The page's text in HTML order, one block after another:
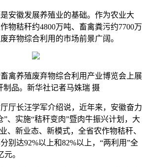
徽发展养殖业的基础。作为农业大
物秸秆约4800万吨、畜禽粪污约7700万
弃物综合利用的市场前景广阔。
养殖废弃物综合利用产业博览会上展
制品。新华社记者马姝瑞 摄
长汪学军介绍说，近年来，安徽奋力
”、实施“秸秆变肉”暨肉牛振兴计划，大
、新业态、新模式，全省农作物秸秆、
别达92%以上和82%以上，“两利用”全
。